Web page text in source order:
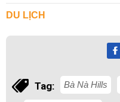
DU LỊCH
Tag: Bà Nà Hills